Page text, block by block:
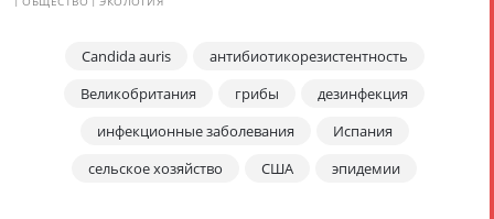
Candida auris
антибиотикорезистентность
Великобритания
грибы
дезинфекция
инфекционные заболевания
Испания
сельское хозяйство
США эпидемии